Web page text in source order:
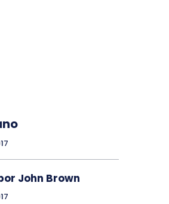
John Brown